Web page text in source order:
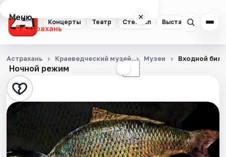
Концерты Театр Стендап Выставки
Меню ×
Астрахань
Концерты
Театр
Стендап
Квесты
Ночной режим ☾
Астрахань Краеведческий музей Музеи Входной